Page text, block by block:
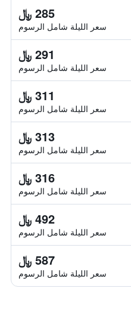
285 ﷼
سعر الليلة شامل الرسوم
291 ﷼
سعر الليلة شامل الرسوم
311 ﷼
سعر الليلة شامل الرسوم
313 ﷼
سعر الليلة شامل الرسوم
316 ﷼
سعر الليلة شامل الرسوم
492 ﷼
سعر الليلة شامل الرسوم
587 ﷼
سعر الليلة شامل الرسوم